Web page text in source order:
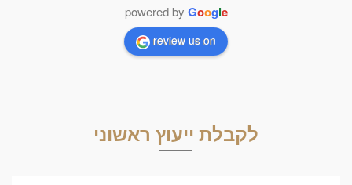
powered by Google
review us on
לקבלת ייעוץ ראשוני